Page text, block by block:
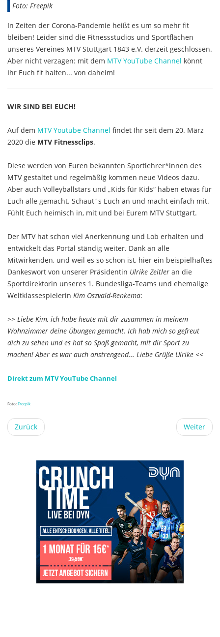
Foto: Freepik
In Zeiten der Corona-Pandemie heißt es um so mehr fit
bleiben! Leider sind die Fitnessstudios und Sportflächen
unseres Vereines MTV Stuttgart 1843 e.V. derzeit geschlossen.
Aber nicht verzagen: mit dem MTV YouTube Channel könnt
Ihr Euch fit halten... von daheim!
WIR SIND BEI EUCH!
Auf dem MTV Youtube Channel findet Ihr seit dem 20. März
2020 die MTV Fitnessclips.
Diese werden von Euren bekannten Sportlehrer*innen des
MTV gestaltet und regelmäßig kommen neue Videos dazu.
Aber auch Volleyballstars und „Kids für Kids“ haben etwas für
Euch alle gemacht. Schaut´s Euch an und macht einfach mit.
Fühlt Euch heimisch in, mit und bei Eurem MTV Stuttgart.
Der MTV hat schon viel Anerkennung und Lob erhalten und
entwickelt das Portal ständig weiter. Dank an alle
Mitwirkenden, und weil es so schön ist, hier ein beispielhaftes
Dankeswort von unserer Präsidentin Ulrike Zeitler an die
Sportdirektorin unseres 1. Bundesliga-Teams und ehemalige
Weltklassespielerin Kim Oszvald-Renkema:
>> Liebe Kim, ich habe heute mit dir zusammen in meinem
Wohnzimmer deine Übungen gemacht. Ich hab mich so gefreut
dich zu sehen und es hat so Spaß gemacht, mit dir Sport zu
machen! Aber es war auch anstrengend... Liebe Grüße Ulrike <<
Direkt zum MTV YouTube Channel
Foto:Freepik
Zurück Weiter